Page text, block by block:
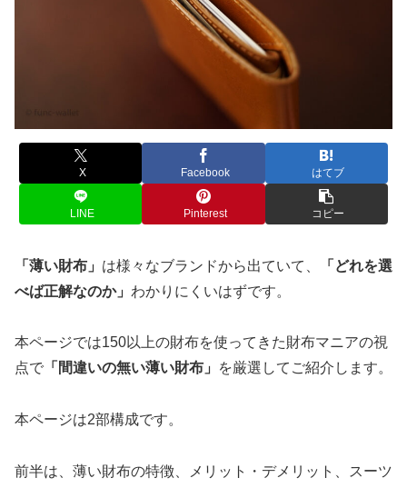
X Facebook はてブ
LINE Pinterest コピー
「薄い財布」 は様々なブランドから出ていて、
「どれを選
べば正解なのか」 わかりにくいはずです。
本ページでは150以上の財布を使ってきた財布マニアの視
点で 「間違いの無い薄い財布」 を厳選してご紹介します。
本ページは2部構成です。
前半は、薄い財布の特徴、メリット・デメリット、スーツ